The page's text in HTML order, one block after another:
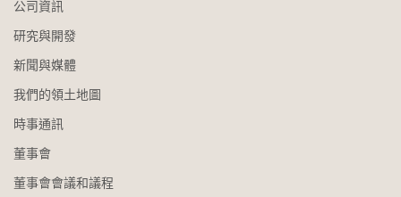
公司資訊
研究與開發
新聞與媒體
我們的領土地圖
時事通訊
董事會
董事會會議和議程